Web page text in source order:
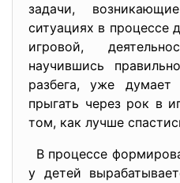
задачи,
ситуациях в процессе
игровой,
научившись
разбега, уже
прыгать через рок в
том, как лучше
В процессе
у детей